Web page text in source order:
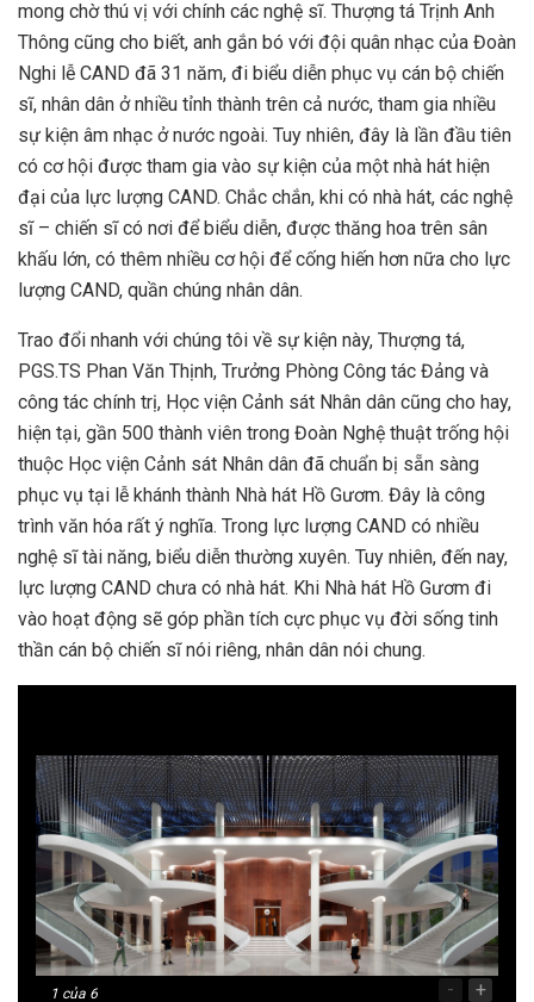
mong chờ thú vị với chính các nghệ sĩ. Thượng tá Trịnh Anh
Thông cũng cho biết, anh gắn bó với đội quân nhạc của Đoàn
Nghi lễ CAND đã 31 năm, đi biểu diễn phục vụ cán bộ chiến
sĩ, nhân dân ở nhiều tỉnh thành trên cả nước, tham gia nhiều
sự kiện âm nhạc ở nước ngoài. Tuy nhiên, đây là lần đầu tiên
có cơ hội được tham gia vào sự kiện của một nhà hát hiện
đại của lực lượng CAND. Chắc chắn, khi có nhà hát, các nghệ
sĩ – chiến sĩ có nơi để biểu diễn, được thăng hoa trên sân
khấu lớn, có thêm nhiều cơ hội để cống hiến hơn nữa cho lực
lượng CAND, quần chúng nhân dân.
Trao đổi nhanh với chúng tôi về sự kiện này, Thượng tá,
PGS.TS Phan Văn Thịnh, Trưởng Phòng Công tác Đảng và
công tác chính trị, Học viện Cảnh sát Nhân dân cũng cho hay,
hiện tại, gần 500 thành viên trong Đoàn Nghệ thuật trống hội
thuộc Học viện Cảnh sát Nhân dân đã chuẩn bị sẵn sàng
phục vụ tại lễ khánh thành Nhà hát Hồ Gươm. Đây là công
trình văn hóa rất ý nghĩa. Trong lực lượng CAND có nhiều
nghệ sĩ tài năng, biểu diễn thường xuyên. Tuy nhiên, đến nay,
lực lượng CAND chưa có nhà hát. Khi Nhà hát Hồ Gươm đi
vào hoạt động sẽ góp phần tích cực phục vụ đời sống tinh
thần cán bộ chiến sĩ nói riêng, nhân dân nói chung.
1 của 6 - +